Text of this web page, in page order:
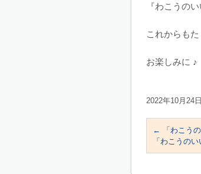
『わこうの
これからも
お楽しみに ♪
2022年10月24日
←
「わこう
「わこうの